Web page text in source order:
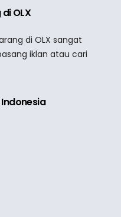
OLX
di OLX sangat
iklan atau cari
Indonesia